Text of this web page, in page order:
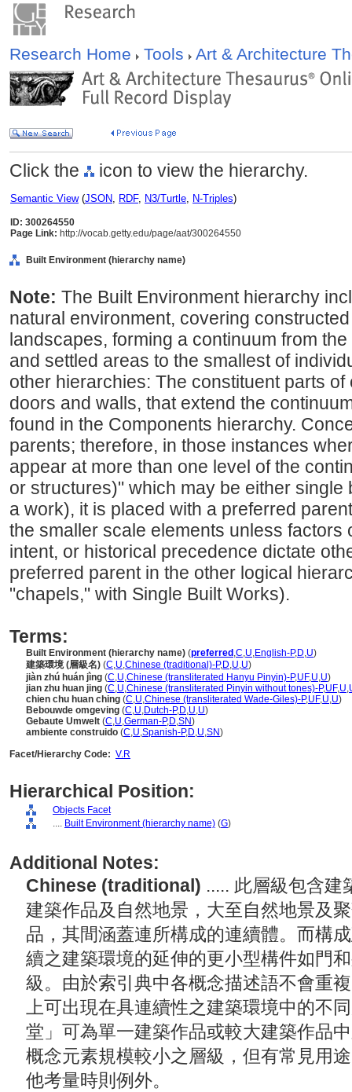
Research Home Tools Art & Architecture
Click the icon to view the hierarchy.
Semantic View(JSON, RDF, N3/Turtle, N-Triples)
ID: 300264550
Page Link: http://vocab.getty.edu/page/aat/300264550
Built Environment (hierarchy name)
Note: The Built Environment hierarchy
natural environment, covering
landscapes, forming a continuum from
and settled areas to the smallest of
other hierarchies: The constituent parts
doors and walls, that extend the
found in the Components hierarchy.
parents; therefore, in those instances
appear at more than one level of the
or structures)" which may be either
a work), it is placed with a preferred
the smaller scale elements unless factors
intent, or historical precedence dictate
preferred parent in the other logical
"chapels," with Single Built Works).
Terms:
Built Environment (hierarchy name) (preferred ,C,U,English-P,D,U)
建築環境 (層級名) (C,U,Chinese (traditional)-P,D,U,U)
jiàn zhú huán jìng (C,U,Chinese (transliterated Hanyu Pinyin)-P,UF,U,U)
jian zhu huan jing (C,U,Chinese (transliterated Pinyin without tones)-P,UF,U,
chien chu huan ching (C,U,Chinese (transliterated Wade-Giles)-P,UF,U,U)
Bebouwde omgeving (C,U,Dutch-P,D,U,U)
Gebaute Umwelt (C,U,German-P,D,SN)
ambiente construido (C,U,Spanish-P,D,U,SN)
Facet/Hierarchy Code: V.R
Hierarchical Position:
Objects Facet
.... Built Environment (hierarchy name) (G)
Additional Notes:
Chinese (traditional) ..... 此層級包含建
建築作品及自然地景，大至自然地景及
品，其間涵蓋連所構成的連續體。而構
續之建築環境的延伸的更小型構件如門
級。由於索引典中各概念描述語不會重
上可出現在具連續性之建築環境中的不
堂」可為單一建築作品或較大建築作品
概念元素規模較小之層級，但有常見用
他考量時則例外。